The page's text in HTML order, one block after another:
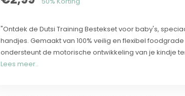
"Ontdek de Dutsi Training Bestekset voor baby's,
handjes. Gemaakt van 100% veilig en flexibel
ondersteunt de motorische ontwikkeling van je kindje
Lees meer..